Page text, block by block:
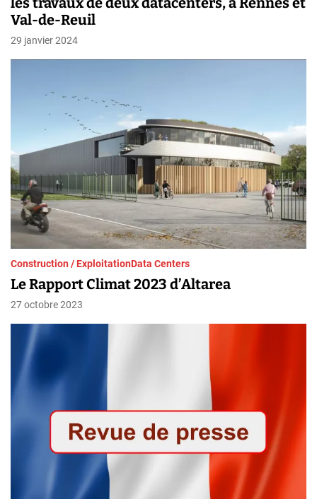
Val-de-Reuil
29 janvier 2024
Construction / ExploitationData Centers
Le Rapport Climat 2023 d’Altarea
27 octobre 2023